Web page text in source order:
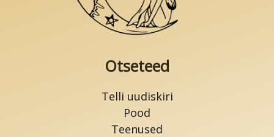
Otseteed
Telli uudiskiri
Pood
Teenused